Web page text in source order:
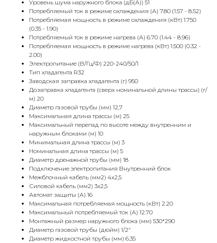
Уровень шума наружного блока (дБ(А)) 51
Потребляемый ток в режиме охлаждения (А) 7.80 (1.57 - 8.52)
Потребляемая мощность в режиме охлаждения (кВт) 1.750
(0.35 - 1.90)
Потребляемый ток в режиме нагрева (А) 6.70 (1.44 - 8.96)
Потребляемая мощность в режиме нагрева (кВт) 1.500 (0.32 -
2.00)
Электропитание (В/Гц/Ф) 220-240/50/1
Тип хладагента R32
Заводская заправка хладагента (г) 950
Дозаправка хладагента (сверх номинальной длины трассы) (г/
м) 20
Диаметр газовой трубы (мм) 12,7
Максимальная длина трассы (м) 25
Максимальный перепад по высоте между внутренним и
наружным блоками (м) 10
Минимальная длина трассы (м) 3
Номинальная длина трассы (м) 5
Диаметр дренажной трубы (мм) 18
Подключение электропитания Внутренний блок
Межблочный кабель (мм2) 4x2,5
Силовой кабель (мм2) 3x2,5
Автомат защиты (А) 16
Максимальная потребляемая мощность (кВт) 2.20
Максимальный потребляемый ток (А) 12.70
Монтажный размер наружного блока (мм) 530*290
Диаметр газовой трубы (дюйм) 1/2"
Диаметр жидкостной трубы (мм) 6.35